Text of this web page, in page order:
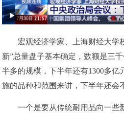
宏观经济学家、上海财经大学
新”总量盘子基本确定，数额是三
半多的规模，下半年还有1300多亿
施的品种和范围来讲，下半年还会
一个是要从传统耐用品向一些